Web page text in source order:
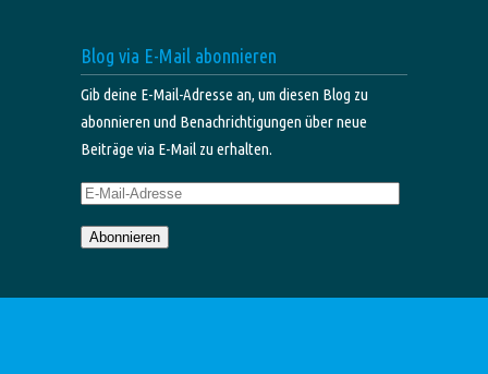
Blog via E-Mail abonnieren
Gib deine E-Mail-Adresse an, um diesen Blog zu
abonnieren und Benachrichtigungen über neue
Beiträge via E-Mail zu erhalten.
E-
Adresse
Abonnieren